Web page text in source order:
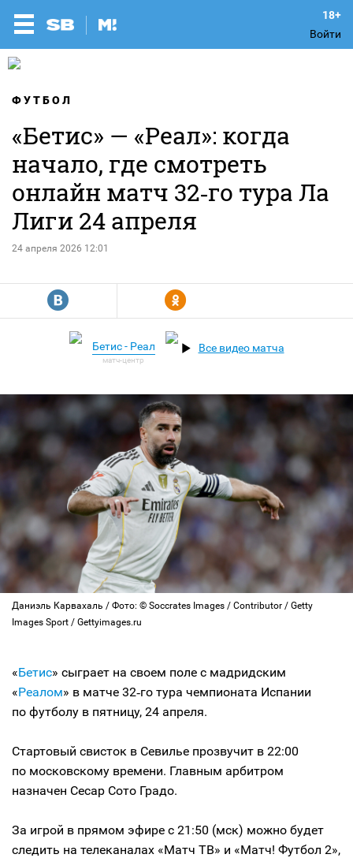
Войти
ФУТБОЛ
«Бетис» — «Реал»: когда
начало, где смотреть
онлайн матч 32‑го тура Ла
Лиги 24 апреля
24 апреля 2026 12:01
R Y
Бетис - Реал Все видео матча
Даниэль Карвахаль / Фото: © Soccrates Images / Contributor / Getty
Images Sport / Gettyimages.ru
«Бетис» сыграет на своем поле с мадридским
«Реалом» в матче 32‑го тура чемпионата Испании
по футболу в пятницу, 24 апреля.
Стартовый свисток в Севилье прозвучит в 22:00
по московскому времени. Главным арбитром
назначен Сесар Сото Градо.
За игрой в прямом эфире с 21:50 (мск) можно будет
следить на телеканалах «Матч ТВ» и «Матч! Футбол 2»,